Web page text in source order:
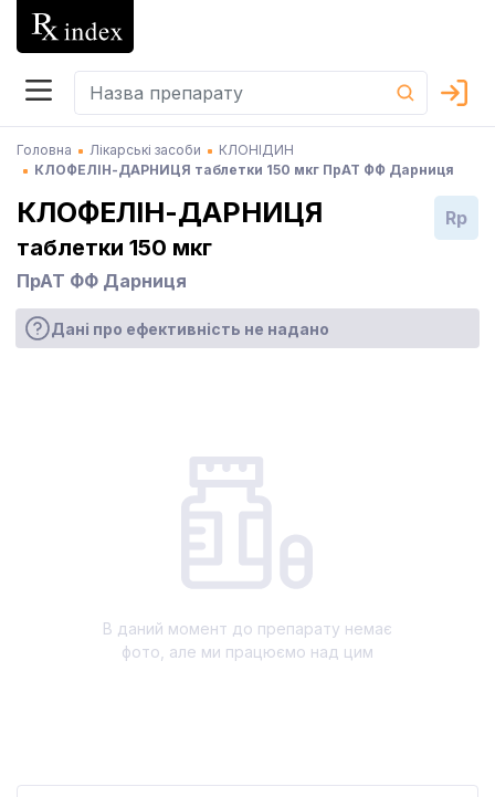
Головна Лікарські засоби
КЛОНІДИН
КЛОФЕЛІН-ДАРНИЦЯ таблетки 150 мкг ПрАТ ФФ Дарниця
КЛОФЕЛІН-ДАРНИЦЯ
таблетки 150 мкг
ПрАТ ФФ Дарниця
Rp
Дані про ефективність не надано
В даний момент до препарату немає
фото, але ми працюємо над цим